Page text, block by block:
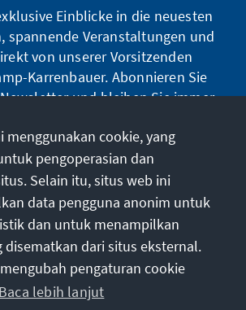
Einblicke in die neuesten
spannende Veranstaltungen und
von unserer Vorsitzenden
Karrenbauer. Abonnieren Sie
und bleiben Sie immer
Jetzt abonnieren
menggunakan cookie, yang
pengoperasian dan
Selain itu, situs web ini
data pengguna anonim untuk
dan untuk menampilkan
disematkan dari situs eksternal.
pengaturan cookie
Baca lebih lanjut